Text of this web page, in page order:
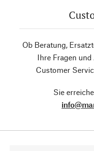
Ob Beratung,
Ihre Fragen
Customer
Sie